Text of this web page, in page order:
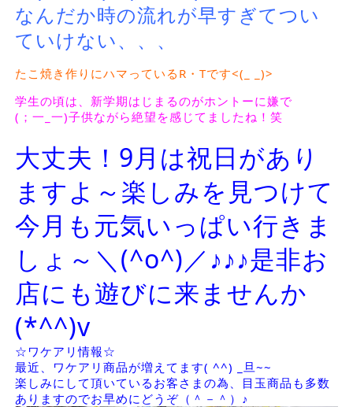
なんだか時の流れが早すぎてつい
ていけない、、、
たこ焼き作りにハマっているR・Tです<(_ _)>
学生の頃は、新学期はじまるのがホントーに嫌で
(；一_一)子供ながら絶望を感じてましたね！笑
大丈夫！9月は祝日があり
ますよ～楽しみを見つけて
今月も元気いっぱい行きま
しょ～＼(^o^)／♪♪♪是非お
店にも遊びに来ませんか
(*^^)v
☆ワケアリ情報☆
最近、ワケアリ商品が増えてます( ^^) _旦~~
楽しみにして頂いているお客さまの為、目玉商品も多数
ありますのでお早めにどうぞ（＾－＾）♪